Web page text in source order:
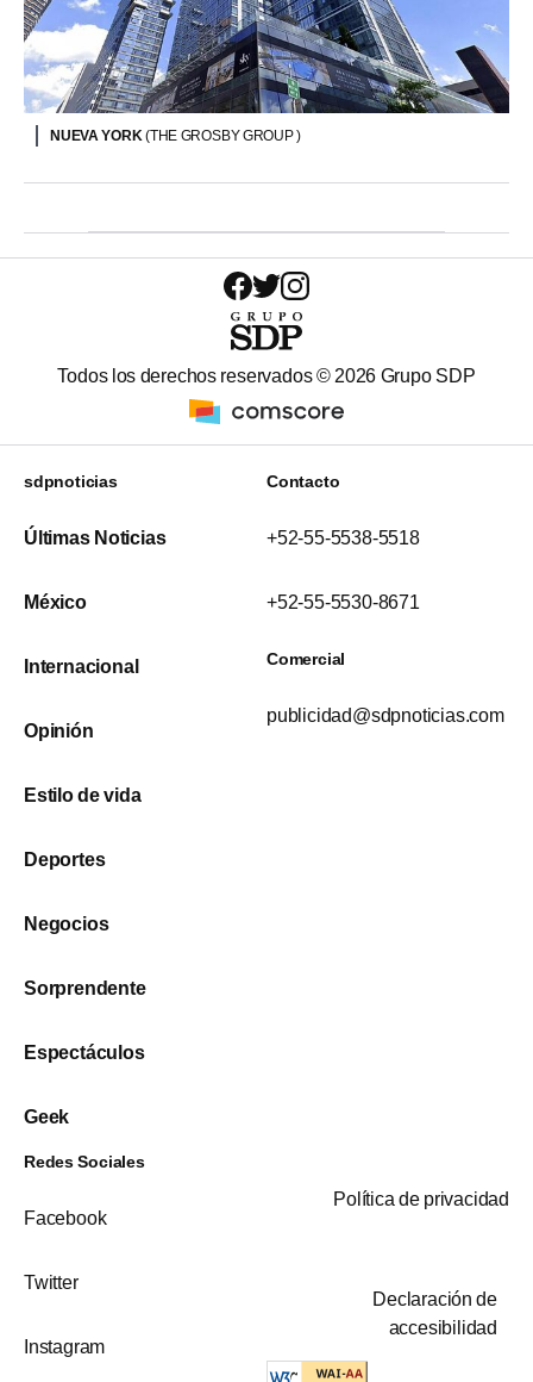
NUEVA YORK(THE GROSBY GROUP )
Todos los derechos reservados © 2026 Grupo SDP
sdpnoticias
Últimas Noticias
México
Internacional
Opinión
Estilo de vida
Deportes
Negocios
Sorprendente
Espectáculos
Geek
Contacto
+52-55-5538-5518
+52-55-5530-8671
Comercial
publicidad@sdpnoticias.com
Redes Sociales
Facebook
Twitter
Instagram
Política de privacidad
Declaración de
accesibilidad